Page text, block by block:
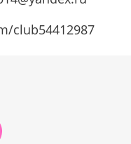
club54412987